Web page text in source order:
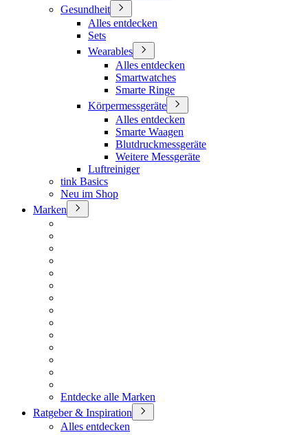
Gesundheit
Alles entdecken
Sets
Wearables
Alles entdecken
Smartwatches
Smarte Ringe
Körpermessgeräte
Alles entdecken
Smarte Waagen
Blutdruckmessgeräte
Weitere Messgeräte
Luftreiniger
tink Basics
Neu im Shop
Marken
Entdecke alle Marken
Ratgeber & Inspiration
Alles entdecken